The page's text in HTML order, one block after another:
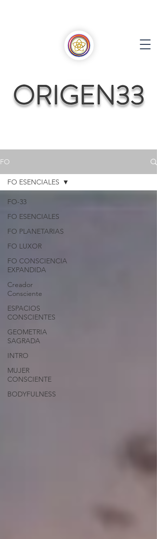
FO
FO-33
FO ESENCIALES
FO PLANETARIAS
FO LUXOR
FO CONSCIENCIA
EXPANDIDA
Creador
Consciente
ESPACIOS
CONSCIENTES
GEOMETRIA
SAGRADA
INTRO
MUJER
CONSCIENTE
BODYFULNESS
FO ESENCIALES